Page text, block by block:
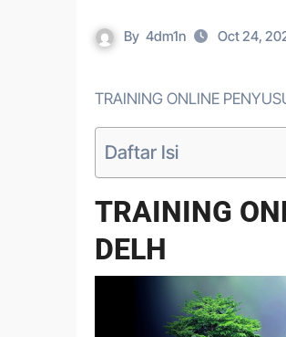
By 4dm1n Oct 24,
TRAINING ONLINE
Daftar Isi
TRAINING
DELH